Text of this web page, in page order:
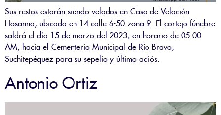
Sus restos estarán siendo velados en Casa de Velación
Hosanna, ubicada en 14 calle 6-50 zona 9. El cortejo fúnebre
saldrá el día 15 de marzo del 2023, en horario de 05:00
AM, hacia el Cementerio Municipal de Río Bravo,
Suchitepéquez para su sepelio y último adiós.
Antonio Ortiz